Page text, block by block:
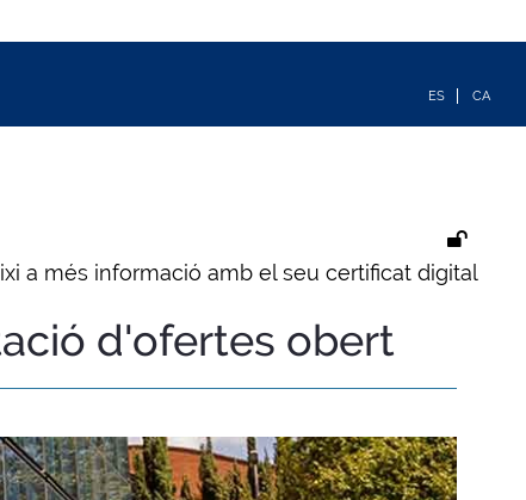
a més informació amb el seu certificat digital
d'ofertes obert